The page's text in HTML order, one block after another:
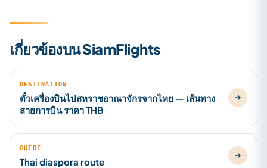
เกี่ยวข้องบน SiamFlights
DESTINATION
ตั๋วเครื่องบินไปสหราชอาณาจักรจากไทย — เส้นทาง
สายการบิน ราคา THB
GUIDE
Thai diaspora route